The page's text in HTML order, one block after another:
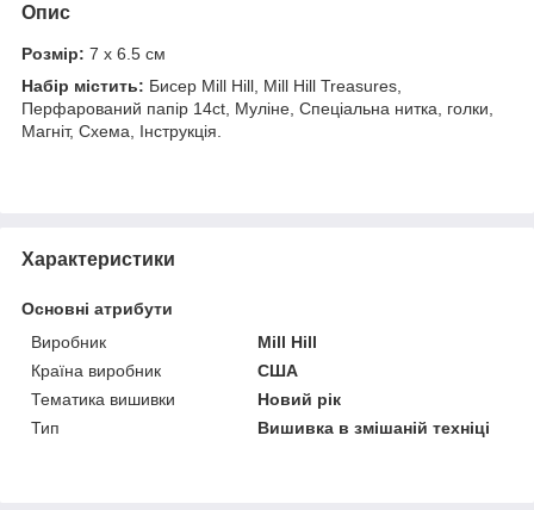
Опис
Розмір: 7 х 6.5 см
Набір містить: Бисер Mill Hill, Mill Hill Treasures,
Перфарований папір 14ct, Муліне, Спеціальна нитка, голки,
Магніт, Схема, Інструкція.
Характеристики
Основні атрибути
Виробник
Mill Hill
Країна виробник
США
Тематика вишивки
Новий рік
Тип
Вишивка в змішаній техніці